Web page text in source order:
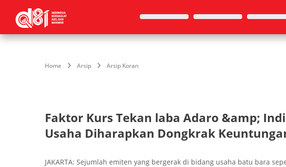
Home Arsip Arsip Koran
Faktor Kurs Tekan laba Adaro &amp;
Usaha Diharapkan Dongkrak
JAKARTA: Sejumlah emiten yang bergerak di bidang usaha batu bara